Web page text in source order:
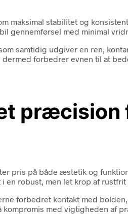
maksimal stabilitet og
gennemførsel med minimal
samtidig udgiver en ren,
forbedrer evnen til at
pris på både æstetik og
robust, men let krop af rustfrit
forbedret kontakt med
med vigtigheden af